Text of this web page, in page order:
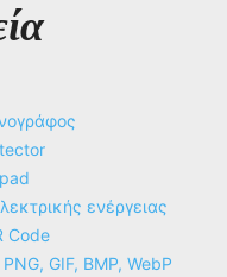
ενέργειας
Code
GIF, BMP, WebP